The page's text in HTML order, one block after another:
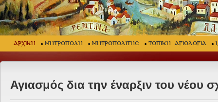
ΑΡΧΙΚΗ ΜΗΤΡΟΠΟΛΗ ΜΗΤΡΟΠΟΛΙΤΗΣ ΤΟΠΙΚΗ ΑΓΙΟΛΟΓΙΑ
Αγιασμός δια την έναρξιν του νέου